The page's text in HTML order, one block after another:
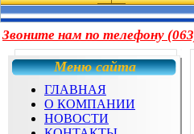
Звоните нам по телефону
Меню сайта
ГЛАВНАЯ
О КОМПАНИИ
НОВОСТИ